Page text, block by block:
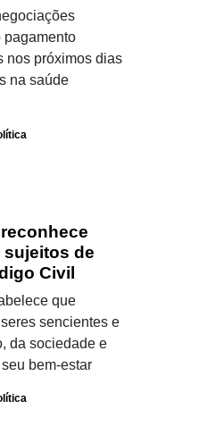
pagamento
nos próximos dias
na saúde
sujeitos de
Civil
que
sencientes e
da sociedade e
bem-estar